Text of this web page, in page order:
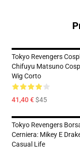
Tokyo Revengers
Chifuyu Matsuno
Wig Corto
41,40 €$45
Tokyo Revengers
Cerniera: Mikey E
Casual Life